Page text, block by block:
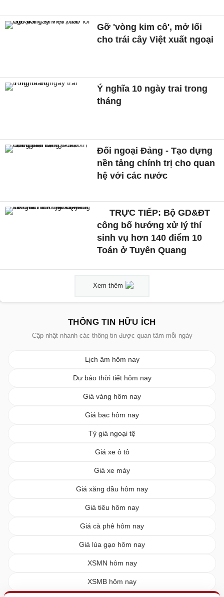
Gỡ 'vòng kim cô', mở lối
cho trái cây Việt xuất ngoại
Ý nghĩa 10 ngày trai trong
tháng
Đối ngoại Đảng - Tạo dựng
nền tảng chính trị cho quan
hệ với các nước
TRỰC TIẾP: Bộ GD&ĐT
công bố hướng xử lý thí
sinh vụ hơn 140 điểm 10
Toán ở Tuyên Quang
Xem thêm
THÔNG TIN HỮU ÍCH
Cập nhật nhanh các thông tin được quan tâm mỗi ngày
Lịch âm hôm nay
Dự báo thời tiết hôm nay
Giá vàng hôm nay
Giá bạc hôm nay
Tỷ giá ngoại tệ
Giá xe ô tô
Giá xe máy
Giá xăng dầu hôm nay
Giá tiêu hôm nay
Giá cà phê hôm nay
Giá lúa gạo hôm nay
XSMN hôm nay
XSMB hôm nay